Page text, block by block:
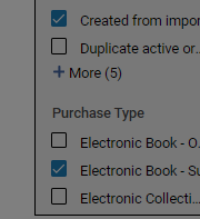
ク
間
の
動
セ
ク
シ
ョ